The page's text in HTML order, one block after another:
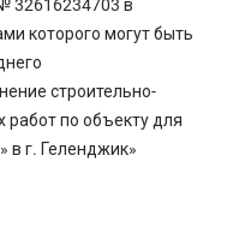
32616234703 в
которого могут быть
строительно-
по объекту для
в г. Геленджик»